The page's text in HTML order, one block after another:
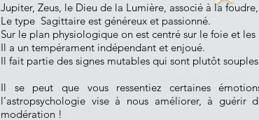
Jupiter, Zeus, le Dieu de la Lumière,
Le type Sagittaire est généreux et passionné.
Sur le plan physiologique on est centré sur le foie et les
Il a un tempérament indépendant et enjoué.
Il fait partie des signes mutables qui sont plutôt
Il se peut que vous ressentiez certaines
l’astropsychologie vise à nous améliorer, à guérir
modération !